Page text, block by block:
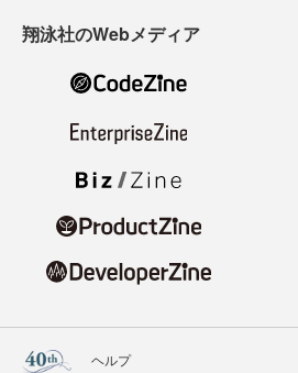
翔泳社のWebメディア
ヘルプ